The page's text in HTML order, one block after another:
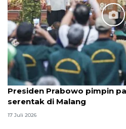
Presiden Prabowo pimpin
serentak di Malang
17 Juli 2026